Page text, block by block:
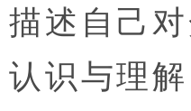
描述自己
认识与理